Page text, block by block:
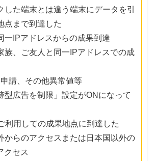
した端末とは違う端末にデータを引
点まで到達した
一IPアドレスからの成果到達
族、ご友人と同一IPアドレスでの成
申請、その他異常値等
型広告を制限」設定がONになって
利用しての成果地点に到達した
からのアクセスまたは日本国以外の
クセス